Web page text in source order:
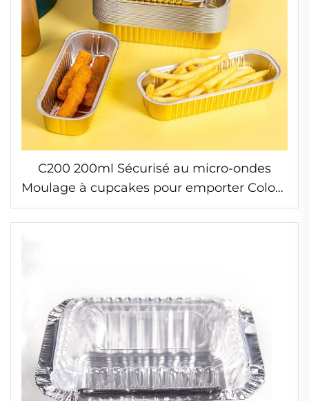
C200 200ml Sécurisé au micro-ondes
Moulage à cupcakes pour emporter Coloré
Moule à pain en aluminium jetable avec
couvercles